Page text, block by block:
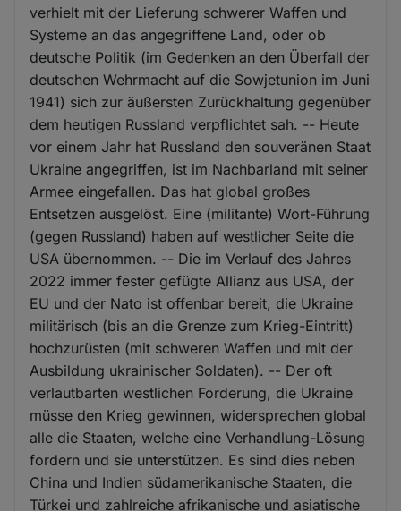
verhielt mit der Lieferung schwerer Waffen und
Systeme an das angegriffene Land, oder ob
deutsche Politik (im Gedenken an den Überfall der
deutschen Wehrmacht auf die Sowjetunion im Juni
1941) sich zur äußersten Zurückhaltung gegenüber
dem heutigen Russland verpflichtet sah. -- Heute
vor einem Jahr hat Russland den souveränen Staat
Ukraine angegriffen, ist im Nachbarland mit seiner
Armee eingefallen. Das hat global großes
Entsetzen ausgelöst. Eine (militante) Wort-Führung
(gegen Russland) haben auf westlicher Seite die
USA übernommen. -- Die im Verlauf des Jahres
2022 immer fester gefügte Allianz aus USA, der
EU und der Nato ist offenbar bereit, die Ukraine
militärisch (bis an die Grenze zum Krieg-Eintritt)
hochzurüsten (mit schweren Waffen und mit der
Ausbildung ukrainischer Soldaten). -- Der oft
verlautbarten westlichen Forderung, die Ukraine
müsse den Krieg gewinnen, widersprechen global
alle die Staaten, welche eine Verhandlung-Lösung
fordern und sie unterstützen. Es sind dies neben
China und Indien südamerikanische Staaten, die
Türkei und zahlreiche afrikanische und asiatische